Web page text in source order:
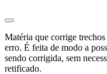
Matéria que corrige
erro. É feita de modo a
sendo corrigida, sem
retificado.